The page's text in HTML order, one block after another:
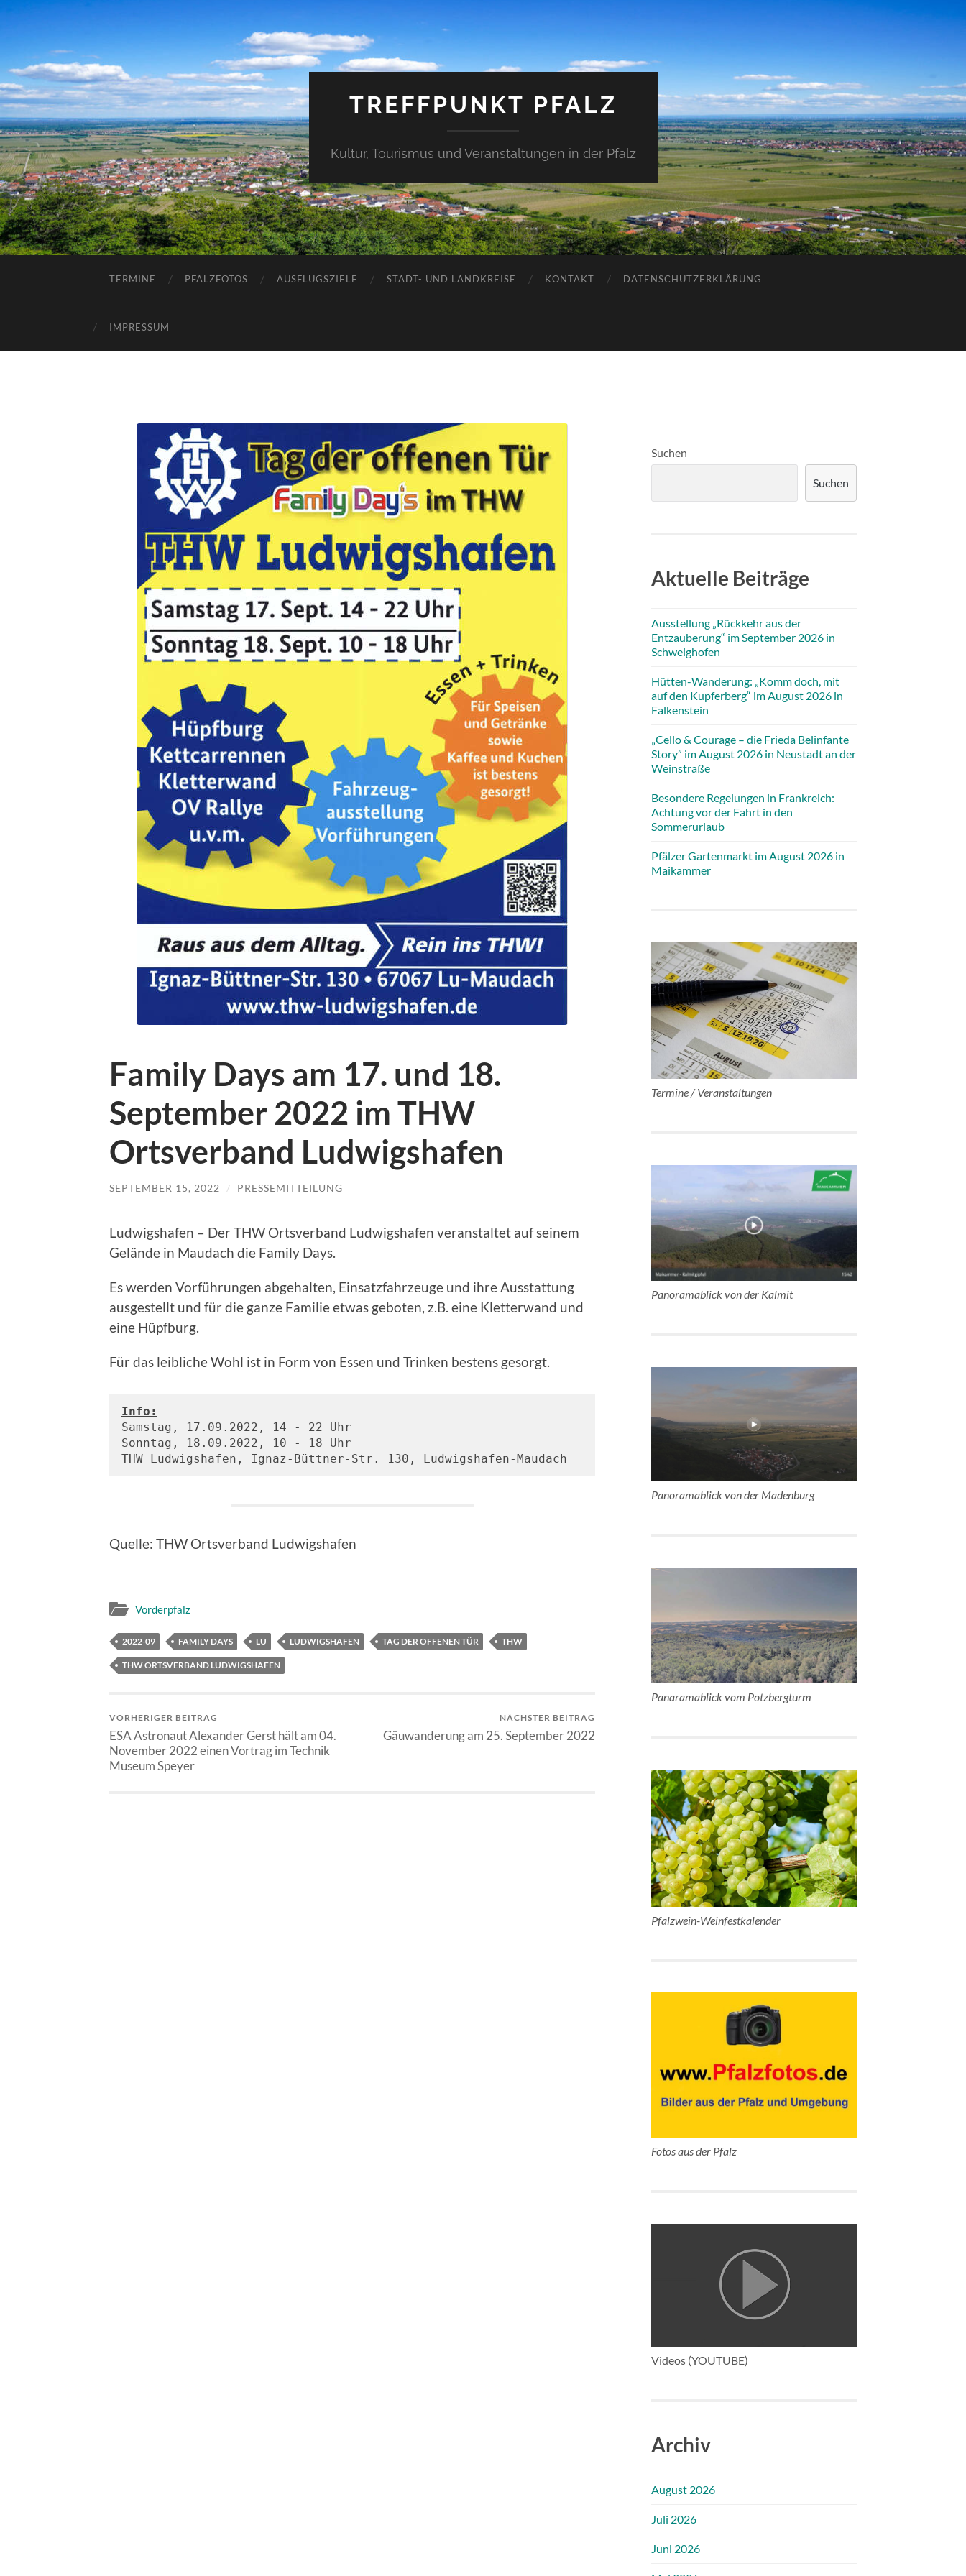
TREFFPUNKT PFALZ
Kultur, Tourismus und Veranstaltungen in der Pfalz
TERMINE PFALZFOTOS AUSFLUGSZIELE STADT- UND LANDKREISE KONTAKT DATENSCHUTZERKLÄRUNG
IMPRESSUM
Family Days am 17. und 18.
September 2022 im THW
Ortsverband Ludwigshafen
SEPTEMBER 15, 2022 / PRESSEMITTEILUNG
Ludwigshafen – Der THW Ortsverband Ludwigshafen veranstaltet auf seinem
Gelände in Maudach die Family Days.
Es werden Vorführungen abgehalten, Einsatzfahrzeuge und ihre Ausstattung
ausgestellt und für die ganze Familie etwas geboten, z.B. eine Kletterwand und
eine Hüpfburg.
Für das leibliche Wohl ist in Form von Essen und Trinken bestens gesorgt.
Info:
Samstag, 17.09.2022, 14 - 22 Uhr
Sonntag, 18.09.2022, 10 - 18 Uhr
THW Ludwigshafen, Ignaz-Büttner-Str. 130, Ludwigshafen-Maudach
Quelle: THW Ortsverband Ludwigshafen
Vorderpfalz
2022-09 FAMILY DAYS LU LUDWIGSHAFEN TAG DER OFFENEN TÜR THW
THW ORTSVERBAND LUDWIGSHAFEN
VORHERIGER BEITRAG
ESA Astronaut Alexander Gerst hält am 04.
November 2022 einen Vortrag im Technik
Museum Speyer
NÄCHSTER BEITRAG
Gäuwanderung am 25. September 2022
Suchen
Suchen
Aktuelle Beiträge
Ausstellung „Rückkehr aus der
Entzauberung“ im September 2026 in
Schweighofen
Hütten-Wanderung: „Komm doch, mit
auf den Kupferberg“ im August 2026 in
Falkenstein
„Cello & Courage – die Frieda Belinfante
Story” im August 2026 in Neustadt an der
Weinstraße
Besondere Regelungen in Frankreich:
Achtung vor der Fahrt in den
Sommerurlaub
Pfälzer Gartenmarkt im August 2026 in
Maikammer
Termine / Veranstaltungen
Panoramablick von der Kalmit
Panoramablick von der Madenburg
Panaramablick vom Potzbergturm
Pfalzwein-Weinfestkalender
Fotos aus der Pfalz
Videos (YOUTUBE)
Archiv
August 2026
Juli 2026
Juni 2026